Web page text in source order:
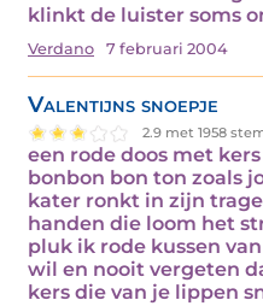
klinkt de luister soms
Verdano 7 februari 2004
Valentijns snoepje
2.9 met 1958
een rode doos met
bonbon bon ton zoals
kater ronkt in zijn
handen die loom het
pluk ik rode kussen
wil en nooit vergeten
kers die van je lippen